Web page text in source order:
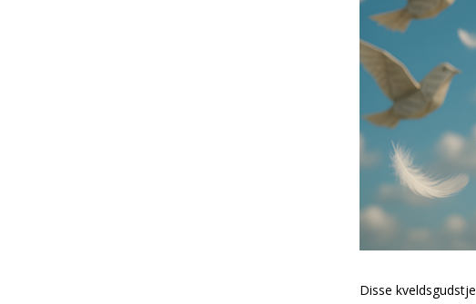
Disse